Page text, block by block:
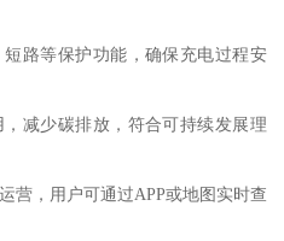
路等保护功能，确保充电过程安
减少碳排放，符合可持续发展理
营，用户可通过APP或地图实时查